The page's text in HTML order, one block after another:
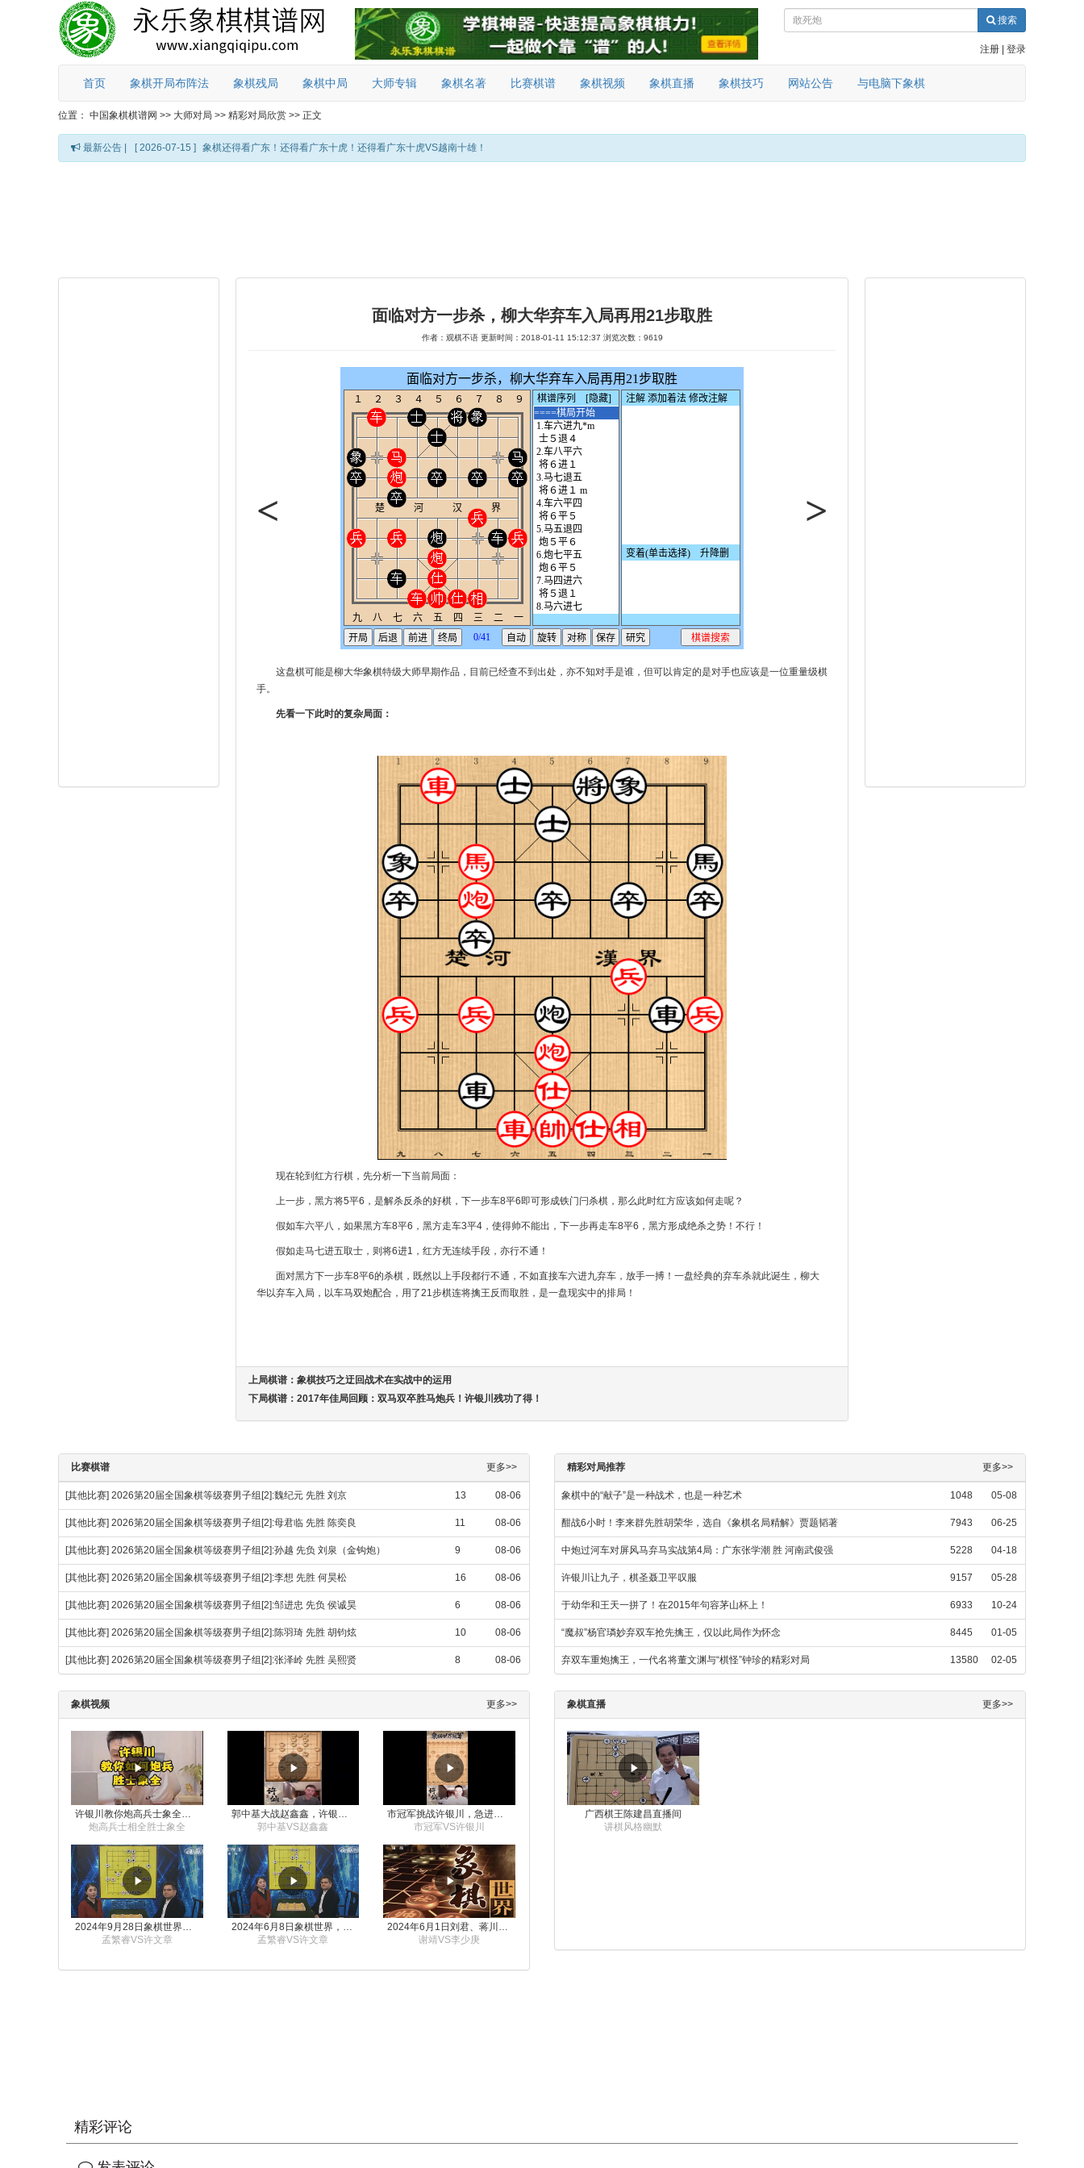
搜索
注册 登录
首页 象棋开局布阵法 象棋残局 象棋中局 大师专辑 象棋名著 比赛棋谱 象棋视频 象棋直播 象棋技巧 网站公告 与电脑下象棋
位置： 中国象棋棋谱网 >> 大师对局 >> 精彩对局欣赏 >> 正文
最新公告 | [ 2026-07-15 ] 象棋还得看广东！还得看广东十虎！还得看广东十虎VS越南十雄！
面临对方一步杀，柳大华弃车入局再用21步取胜
作者：观棋不语 更新时间：2018-01-11 15:12:37 浏览次数：9619
这盘棋可能是柳大华象棋特级大师早期作品，目前已经查不到出处，亦不知对手是谁，但可以肯定的是对手也应该是一位重量级棋
手。
先看一下此时的复杂局面：
现在轮到红方行棋，先分析一下当前局面：
上一步，黑方将5平6，是解杀反杀的好棋，下一步车8平6即可形成铁门闩杀棋，那么此时红方应该如何走呢？
假如车六平八，如果黑方车8平6，黑方走车3平4，使得帅不能出，下一步再走车8平6，黑方形成绝杀之势！不行！
假如走马七进五取士，则将6进1，红方无连续手段，亦行不通！
面对黑方下一步车8平6的杀棋，既然以上手段都行不通，不如直接车六进九弃车，放手一搏！一盘经典的弃车杀就此诞生，柳大
华以弃车入局，以车马双炮配合，用了21步棋连将擒王反而取胜，是一盘现实中的排局！
< >
上局棋谱： 象棋技巧之迂回战术在实战中的运用
下局棋谱： 2017年佳局回顾：双马双卒胜马炮兵！许银川残功了得！
比赛棋谱 更多>>
[其他比赛] 2026第20届全国象棋等级赛男子组[2]:魏纪元 先胜 刘京 13 08-06
[其他比赛] 2026第20届全国象棋等级赛男子组[2]:母君临 先胜 陈奕良 11 08-06
[其他比赛] 2026第20届全国象棋等级赛男子组[2]:孙越 先负 刘泉（金钩炮） 9 08-06
[其他比赛] 2026第20届全国象棋等级赛男子组[2]:李想 先胜 何昊松 16 08-06
[其他比赛] 2026第20届全国象棋等级赛男子组[2]:邹进忠 先负 侯诚昊 6 08-06
[其他比赛] 2026第20届全国象棋等级赛男子组[2]:陈羽琦 先胜 胡钧炫 10 08-06
[其他比赛] 2026第20届全国象棋等级赛男子组[2]:张泽岭 先胜 吴熙贤 8 08-06
精彩对局推荐 更多>>
象棋中的“献子”是一种战术，也是一种艺术 1048 05-08
酣战6小时！李来群先胜胡荣华，选自《象棋名局精解》贾题韬著 7943 06-25
中炮过河车对屏风马弃马实战第4局：广东张学潮 胜 河南武俊强 5228 04-18
许银川让九子，棋圣聂卫平叹服 9157 05-28
于幼华和王天一拼了！在2015年句容茅山杯上！ 6933 10-24
“魔叔”杨官璘妙弃双车抢先擒王，仅以此局作为怀念 8445 01-05
弃双车重炮擒王，一代名将董文渊与“棋怪”钟珍的精彩对局 13580 02-05
象棋视频 更多>>
炮高兵士相全胜士象全
郭中基VS赵鑫鑫
市冠军VS许银川
2024年9月28日象棋世界栏目，刘君、蒋川讲解了第九届杨官璘杯象棋公开赛孟繁睿与许文章的对局
孟繁睿VS许文章
2024年6月8日象棋世界，刘君、蒋川讲解了第九届杨官璘杯全国象棋公开赛孟繁睿与许文章的对局
孟繁睿VS许文章
2024年6月1日刘君、蒋川讲解第三届上海杯象棋大师赛谢靖与李少庚的对局
谢靖VS李少庚
象棋直播 更多>>
广西棋王陈建昌直播间
讲棋风格幽默
精彩评论